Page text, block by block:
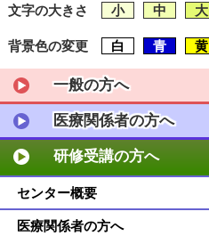
文字の大きさ 小 中 大
背景色の変更 白 青 黄
一般の方へ
医療関係者の方へ
研修受講の方へ
センター概要
医療関係者の方へ